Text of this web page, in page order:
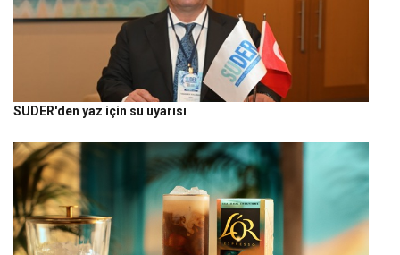
SUDER'den yaz için su uyarısı